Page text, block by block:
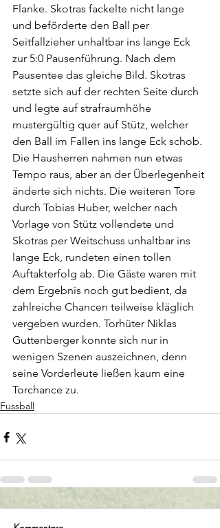
Flanke. Skotras fackelte nicht lange
und beförderte den Ball per
Seitfallzieher unhaltbar ins lange Eck
zur 5:0 Pausenführung. Nach dem
Pausentee das gleiche Bild. Skotras
setzte sich auf der rechten Seite durch
und legte auf strafraumhöhe
mustergültig quer auf Stütz, welcher
den Ball im Fallen ins lange Eck schob.
Die Hausherren nahmen nun etwas
Tempo raus, aber an der Überlegenheit
änderte sich nichts. Die weiteren Tore
durch Tobias Huber, welcher nach
Vorlage von Stütz vollendete und
Skotras per Weitschuss unhaltbar ins
lange Eck, rundeten einen tollen
Auftakterfolg ab. Die Gäste waren mit
dem Ergebnis noch gut bedient, da
zahlreiche Chancen teilweise kläglich
vergeben wurden. Torhüter Niklas
Guttenberger konnte sich nur in
wenigen Szenen auszeichnen, denn
seine Vorderleute ließen kaum eine
Torchance zu.
Fussball